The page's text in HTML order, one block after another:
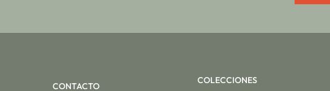
CONTACTO
COLECCIONES